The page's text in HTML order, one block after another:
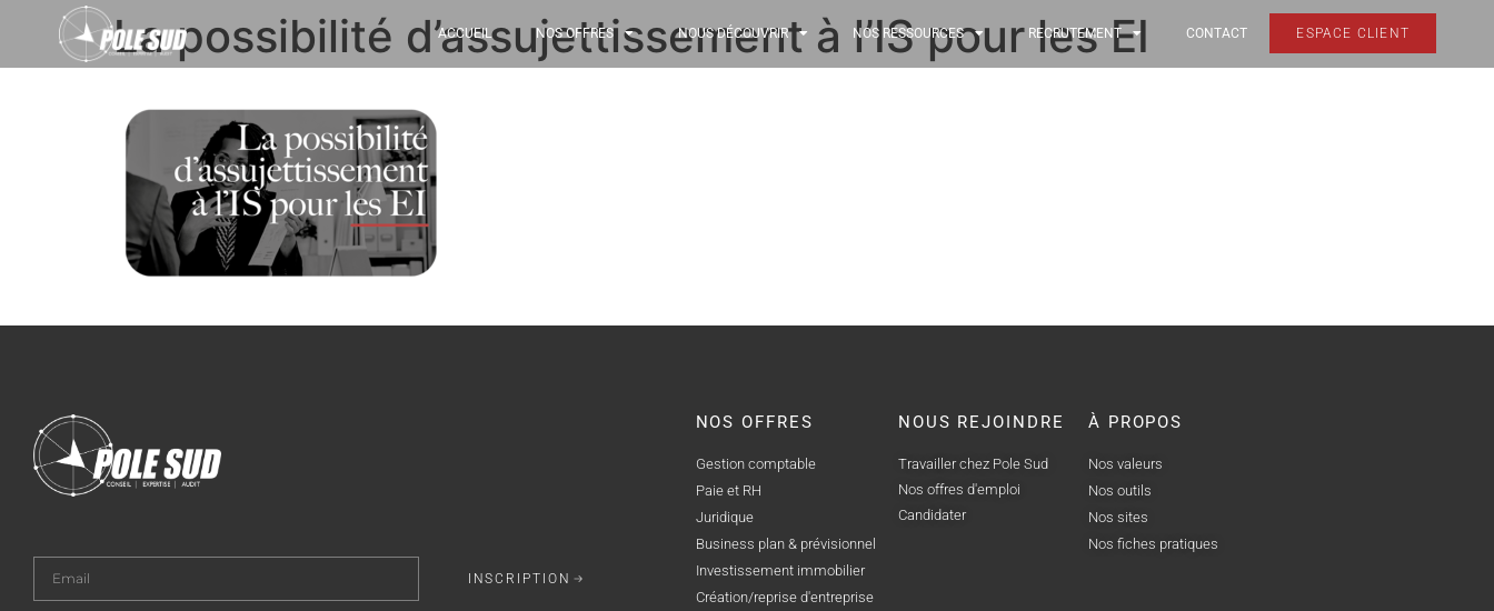
ACCUEIL NOS OFFRES NOUS DÉCOUVRIR NOS RESSOURCES RECRUTEMENT CONTACT ESPACE CLIENT
La possibilité d’assujettissement à l’IS pour les EI
INSCRIPTION
NOS OFFRES
Gestion comptable
Paie et RH
Juridique
Business plan & prévisionnel
Investissement immobilier
Création/reprise d'entreprise
NOUS REJOINDRE
Travailler chez Pole Sud
Nos offres d'emploi
Candidater
À PROPOS
Nos valeurs
Nos outils
Nos sites
Nos fiches pratiques